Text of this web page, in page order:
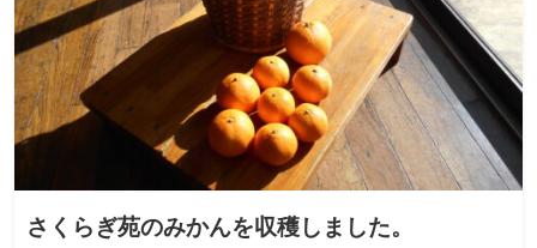
さくらぎ苑のみかんを収穫しました。